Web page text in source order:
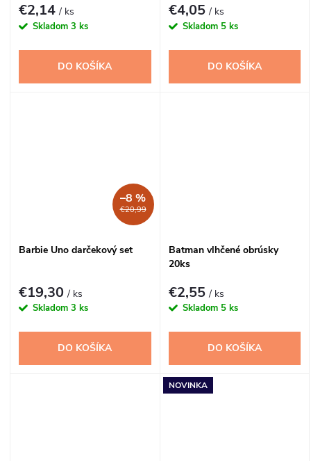
€2,14/ ks
Skladom 3 ks
DO KOŠÍKA
€4,05/ ks
Skladom 5 ks
DO KOŠÍKA
€20,99
–8 %
Barbie Uno darčekový set
€19,30/ ks
Skladom 3 ks
DO KOŠÍKA
Batman vlhčené obrúsky
20ks
€2,55/ ks
Skladom 5 ks
DO KOŠÍKA
NOVINKA